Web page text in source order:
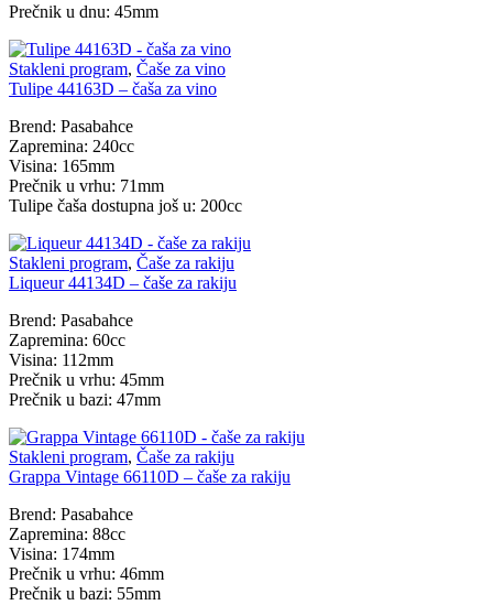
Prečnik u dnu: 45mm
Stakleni program, Čaše za vino
Tulipe 44163D – čaša za vino
Brend: Pasabahce
Zapremina: 240cc
Visina: 165mm
Prečnik u vrhu: 71mm
Tulipe čaša dostupna još u: 200cc
Stakleni program, Čaše za rakiju
Liqueur 44134D – čaše za rakiju
Brend: Pasabahce
Zapremina: 60cc
Visina: 112mm
Prečnik u vrhu: 45mm
Prečnik u bazi: 47mm
Stakleni program, Čaše za rakiju
Grappa Vintage 66110D – čaše za rakiju
Brend: Pasabahce
Zapremina: 88cc
Visina: 174mm
Prečnik u vrhu: 46mm
Prečnik u bazi: 55mm